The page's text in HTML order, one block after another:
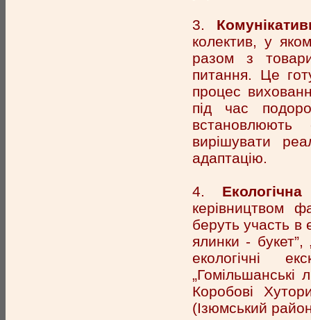
3.
колектив, у
разом з
питання. Це
процес
під час
встановлюють
вирішувати
адаптацію.
4.
керівництвом
беруть участь в
ялинки -
екологічні
Коробові
(Ізюмський